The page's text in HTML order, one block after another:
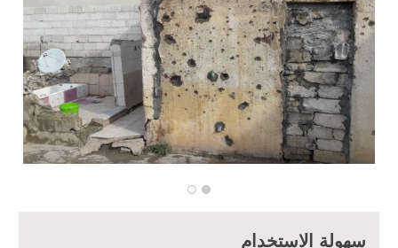
سهولة الاستخدام
الدعم الزراعي للمزارعين في محافظتي الرقة ودير الزور – المرحلة